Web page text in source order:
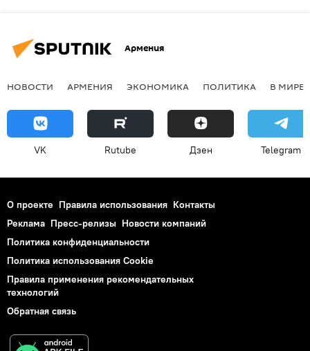
Армения
НОВОСТИ АРМЕНИЯ ЭКОНОМИКА ПОЛИТИКА В МИРЕ
VK Rutube Дзен Telegram
О проекте Правила использования Контакты
Реклама Пресс-релизы Новости компаний
Политика конфиденциальности
Политика использования Cookie
Правила применения рекомендательных
технологий
Обратная связь